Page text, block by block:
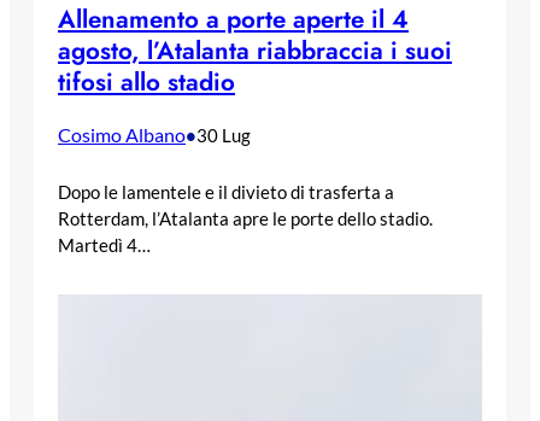
Allenamento a porte aperte il 4
agosto, l’Atalanta riabbraccia i suoi
tifosi allo stadio
Cosimo Albano•30 Lug
Dopo le lamentele e il divieto di trasferta a
Rotterdam, l’Atalanta apre le porte dello stadio.
Martedì 4…